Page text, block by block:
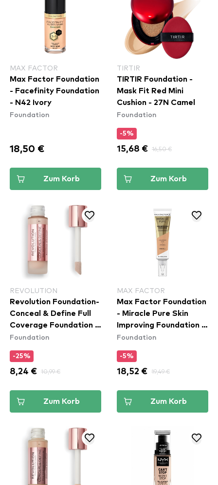
MAX FACTOR
Max Factor Foundation
- Facefinity Foundation
- N42 Ivory
Foundation
18,50 €
Zum Korb
TIRTIR
TIRTIR Foundation -
Mask Fit Red Mini
Cushion - 27N Camel
Foundation
-5%
15,68 € 16,50 €
Zum Korb
REVOLUTION
Revolution Foundation-
Conceal & Define Full
Coverage Foundation -
F3
Foundation
-25%
8,24 € 10,99 €
Zum Korb
MAX FACTOR
Max Factor Foundation
- Miracle Pure Skin
Improving Foundation -
50 Natural Rose
Foundation
-5%
18,52 € 19,49 €
Zum Korb